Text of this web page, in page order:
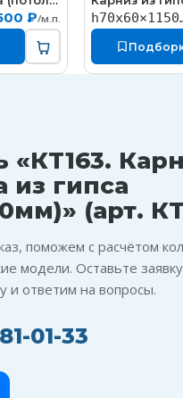
₽/м.п.
«КT163.
из гипса
(арт.
поможем с расчётом
модели. Оставьте
и ответим на вопросы.
01-33